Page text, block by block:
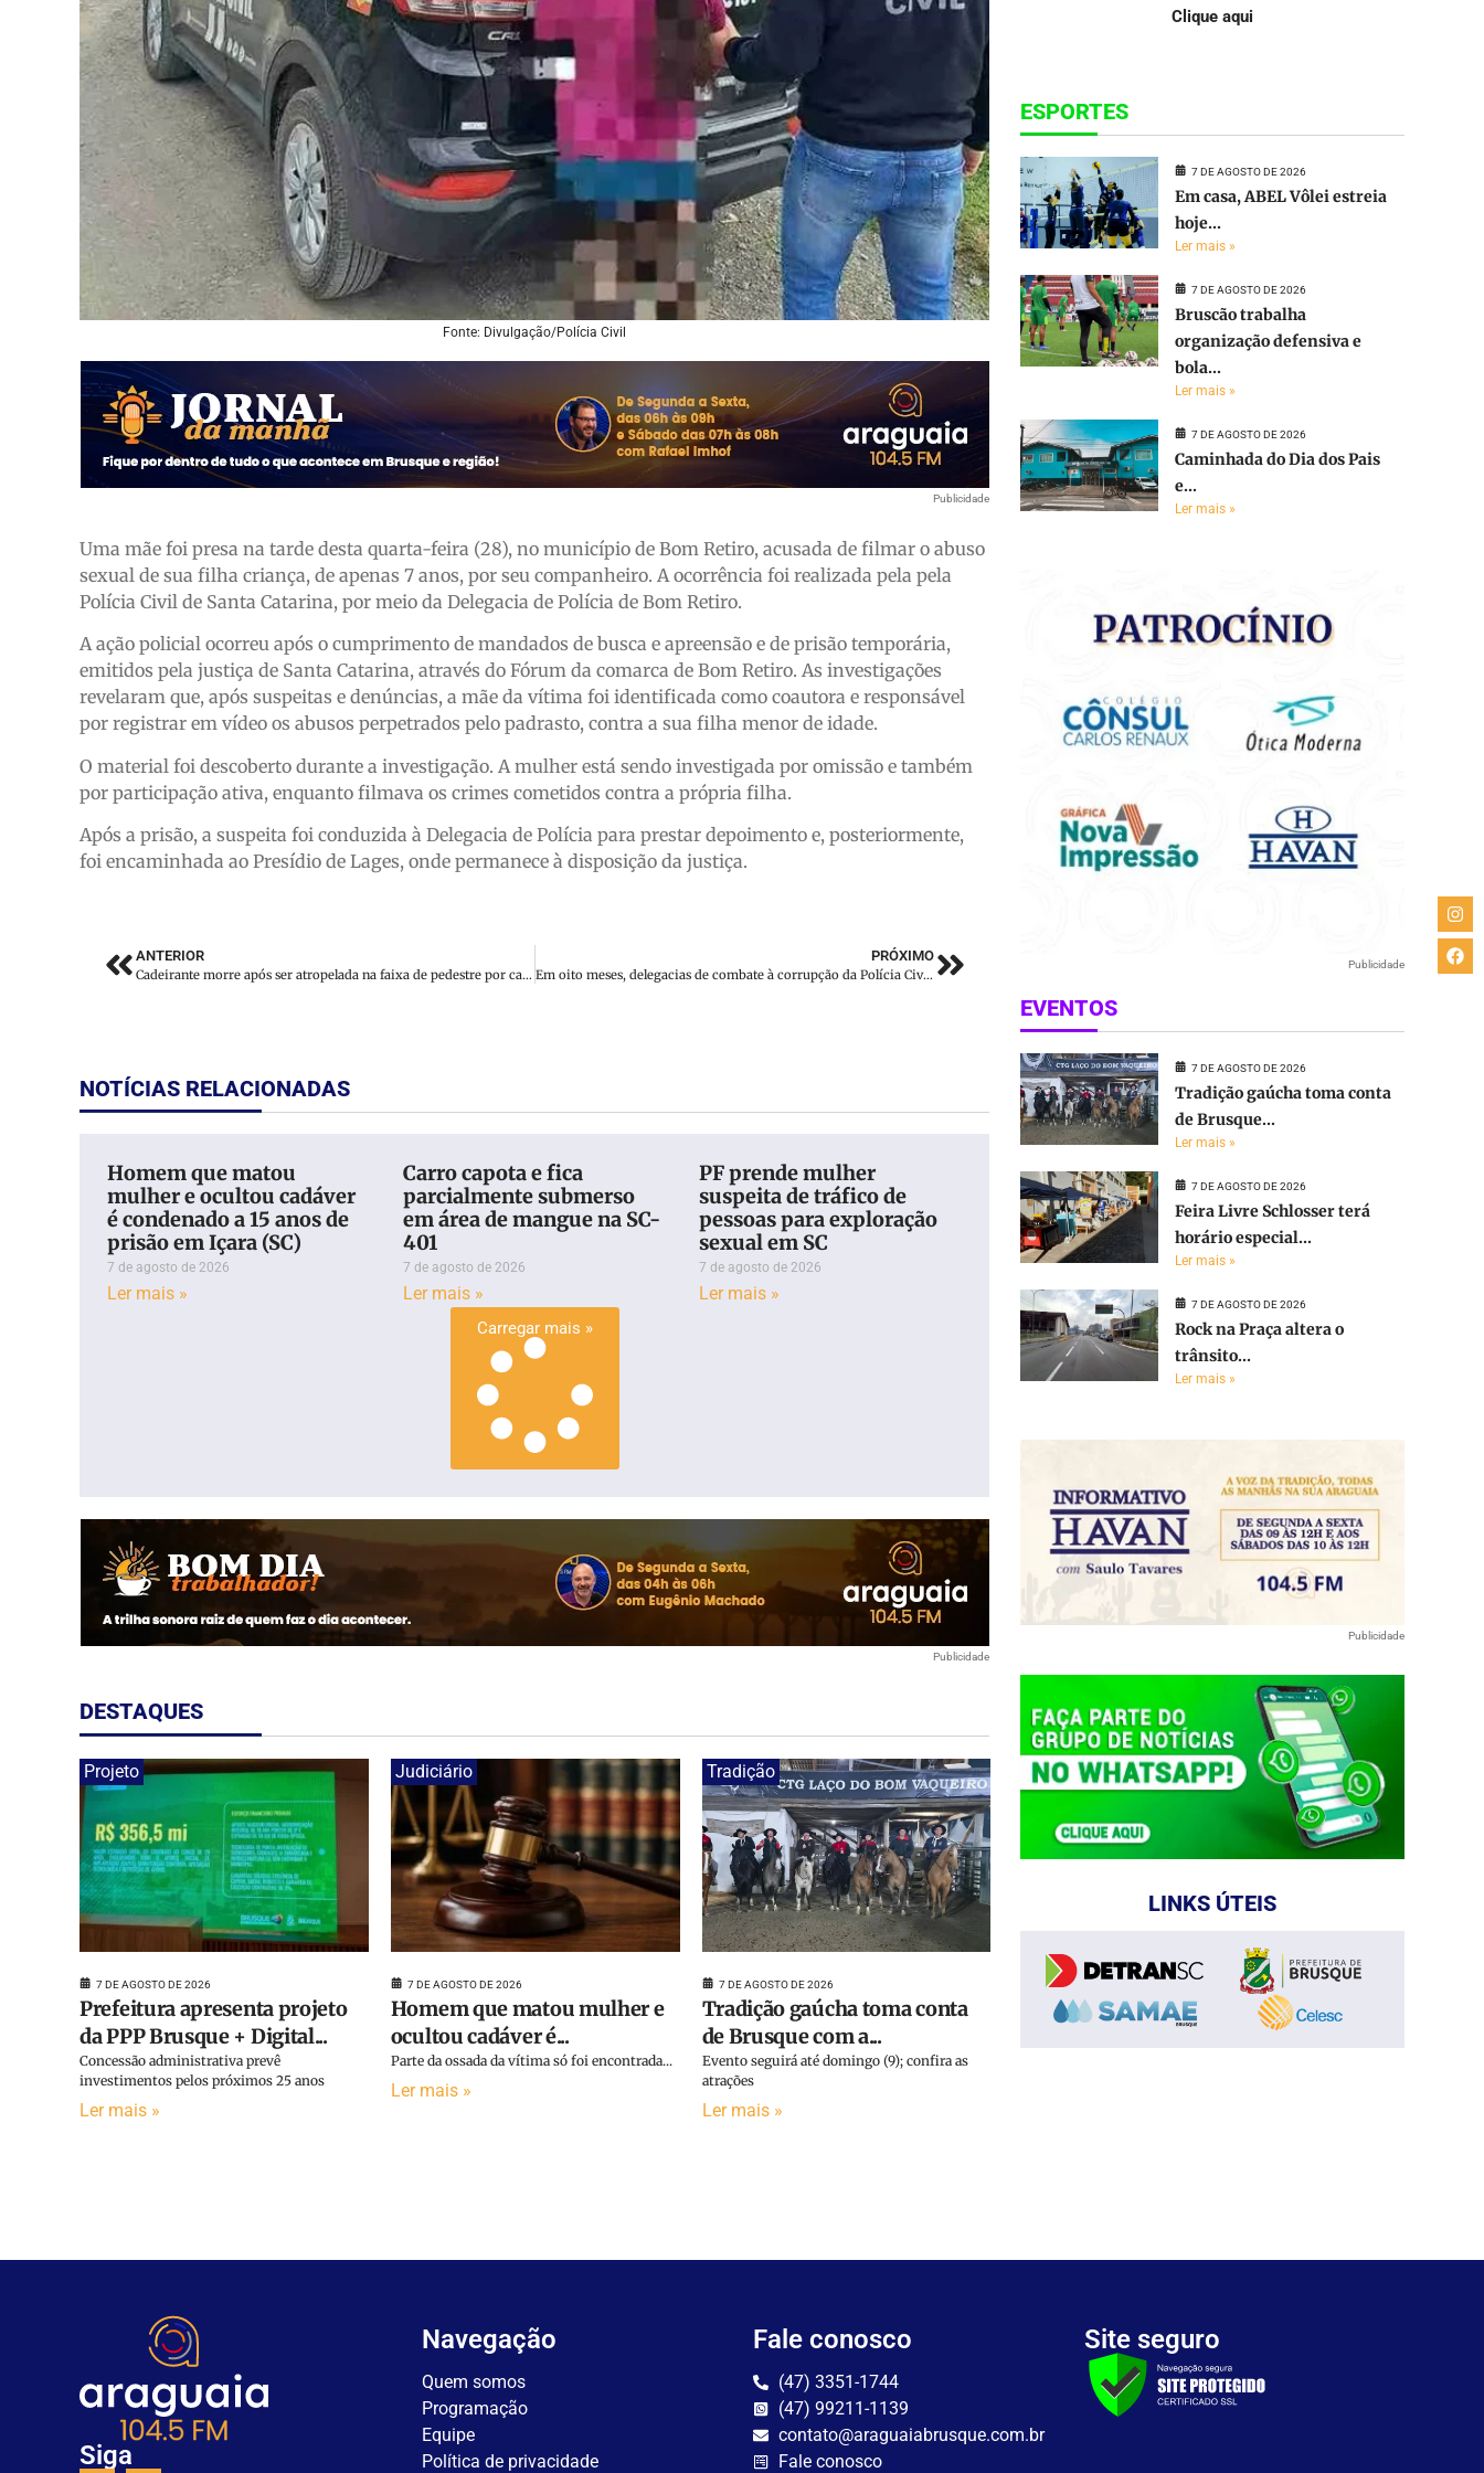
Fonte: Divulgação/Polícia Civil
Publicidade
Uma mãe foi presa na tarde desta quarta-feira (28), no município de Bom Retiro, acusada de filmar o abuso
sexual de sua filha criança, de apenas 7 anos, por seu companheiro. A ocorrência foi realizada pela pela
Polícia Civil de Santa Catarina, por meio da Delegacia de Polícia de Bom Retiro.
A ação policial ocorreu após o cumprimento de mandados de busca e apreensão e de prisão temporária,
emitidos pela justiça de Santa Catarina, através do Fórum da comarca de Bom Retiro. As investigações
revelaram que, após suspeitas e denúncias, a mãe da vítima foi identificada como coautora e responsável
por registrar em vídeo os abusos perpetrados pelo padrasto, contra a sua filha menor de idade.
O material foi descoberto durante a investigação. A mulher está sendo investigada por omissão e também
por participação ativa, enquanto filmava os crimes cometidos contra a própria filha.
Após a prisão, a suspeita foi conduzida à Delegacia de Polícia para prestar depoimento e, posteriormente,
foi encaminhada ao Presídio de Lages, onde permanece à disposição da justiça.
ANTERIOR
Cadeirante morre após ser atropelada na faixa de pedestre por carro em SC
PRÓXIMO
Em oito meses, delegacias de combate à corrupção da Polícia Civil apreenderam valores superiores a R$ 8 milhões em SC
NOTÍCIAS RELACIONADAS
Homem que matou
mulher e ocultou cadáver
é condenado a 15 anos de
prisão em Içara (SC)
7 de agosto de 2026
Ler mais »
Carro capota e fica
parcialmente submerso
em área de mangue na SC-
401
7 de agosto de 2026
Ler mais »
PF prende mulher
suspeita de tráfico de
pessoas para exploração
sexual em SC
7 de agosto de 2026
Ler mais »
Carregar mais »
Publicidade
DESTAQUES
Projeto
7 DE AGOSTO DE 2026
Prefeitura apresenta projeto
da PPP Brusque + Digital...
Concessão administrativa prevê
investimentos pelos próximos 25 anos
Ler mais »
Judiciário
7 DE AGOSTO DE 2026
Homem que matou mulher e
ocultou cadáver é...
Parte da ossada da vítima só foi encontrada...
Ler mais »
Tradição
7 DE AGOSTO DE 2026
Tradição gaúcha toma conta
de Brusque com a...
Evento seguirá até domingo (9); confira as
atrações
Ler mais »
Clique aqui
ESPORTES
7 DE AGOSTO DE 2026
Em casa, ABEL Vôlei estreia
hoje...
Ler mais »
7 DE AGOSTO DE 2026
Bruscão trabalha
organização defensiva e
bola...
Ler mais »
7 DE AGOSTO DE 2026
Caminhada do Dia dos Pais
e...
Ler mais »
Publicidade
EVENTOS
7 DE AGOSTO DE 2026
Tradição gaúcha toma conta
de Brusque...
Ler mais »
7 DE AGOSTO DE 2026
Feira Livre Schlosser terá
horário especial...
Ler mais »
7 DE AGOSTO DE 2026
Rock na Praça altera o
trânsito...
Ler mais »
Publicidade
LINKS ÚTEIS
Siga
Navegação
Quem somos
Programação
Equipe
Política de privacidade
Fale conosco
(47) 3351-1744
(47) 99211-1139
contato@araguaiabrusque.com.br
Fale conosco
Site seguro